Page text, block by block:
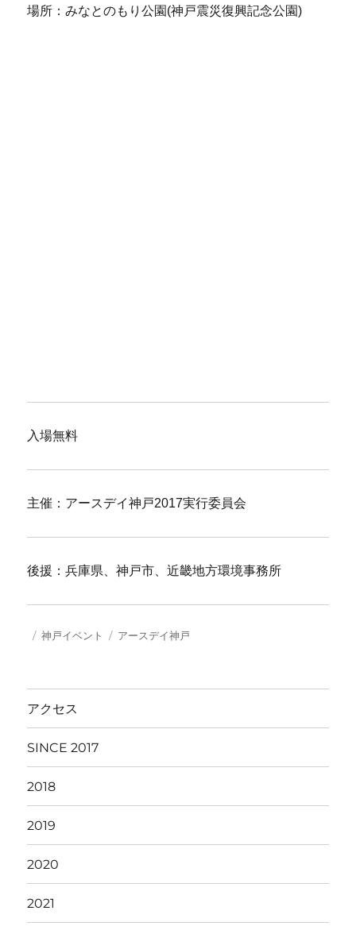
場所：みなとのもり公園(神戸震災復興記念公園)
入場無料
主催：アースデイ神戸2017実行委員会
後援：兵庫県、神戸市、近畿地方環境事務所
投 カ
ー
神戸イベント
タ
アースデイ神戸
アクセス
SINCE 2017
2018
2019
2020
2021